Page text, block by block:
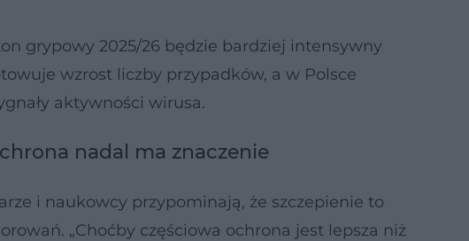
grypowy 2025/26 będzie bardziej intensywny
wzrost liczby przypadków, a w Polsce
aktywności wirusa.
nadal ma znaczenie
i naukowcy przypominają, że szczepienie to
„Choćby częściowa ochrona jest lepsza niż